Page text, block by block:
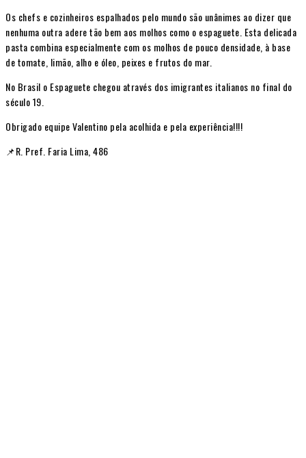
Os chefs e cozinheiros espalhados pelo mundo são unânimes ao dizer que
nenhuma outra adere tão bem aos molhos como o espaguete. Esta delicada
pasta combina especialmente com os molhos de pouco densidade, à base
de tomate, limão, alho e óleo, peixes e frutos do mar.
No Brasil o Espaguete chegou através dos imigrantes italianos no final do
século 19.
Obrigado equipe Valentino pela acolhida e pela experiência!!!!
📌R. Pref. Faria Lima, 486